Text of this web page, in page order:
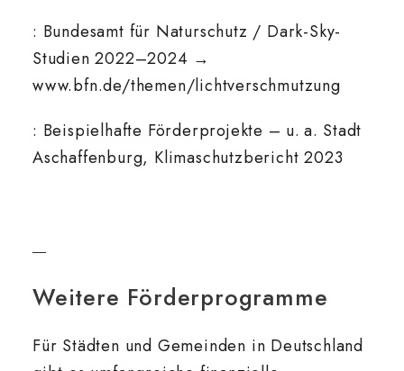
: Bundesamt für Naturschutz / Dark-Sky-
Studien 2022–2024 →
www.bfn.de/themen/lichtverschmutzung
: Beispielhafte Förderprojekte – u. a. Stadt
Aschaffenburg, Klimaschutzbericht 2023
Weitere Förderprogramme
Für Städten und Gemeinden in Deutschland